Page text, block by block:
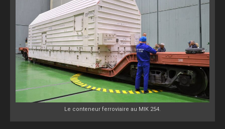
Le conteneur ferroviaire au MIK 254.